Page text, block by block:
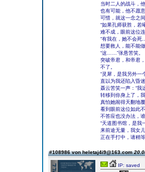
当时二人的战斗，
也有可能，他不愿
可惜，就这一念之
“如果孔师获胜，
难不成，眼前这位
“有我在，她不会
想要救人，能不能
“这……”张悬苦笑。
突破帝君，和帝君
不了。
“灵犀，是我另外
直以为我还陷入昏
聂云苦笑一声：“
转移到你身上了，
真怕她闹得天翻地
看到眼前这位如此
不答应也没办法，
“天道图书馆，是我
来前途无量，我女
正在手打中，请稍
#108986 von heletaj4i9@163.com
IP: saved